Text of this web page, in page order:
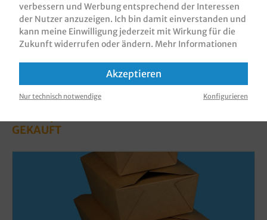
KUNDEN, DIE DIESES PRODUKT GEKAUFT
GEKAUFT
verbessern und Werbung entsprechend der Interessen
der Nutzer anzuzeigen. Ich bin damit einverstanden und
kann meine Einwilligung jederzeit mit Wirkung für die
Zukunft widerrufen oder ändern. Mehr Informationen
Akzeptieren
Nur technisch notwendige Konfigurieren